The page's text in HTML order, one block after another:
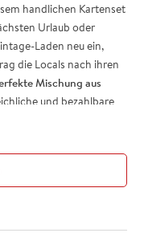
handlichen Kartenset
Urlaub oder
Laden neu ein,
die Locals nach ihren
Mischung aus
und bezahlbare
und sind so der
ganz egal, ob du alleine
Budget
und Spartipps für den